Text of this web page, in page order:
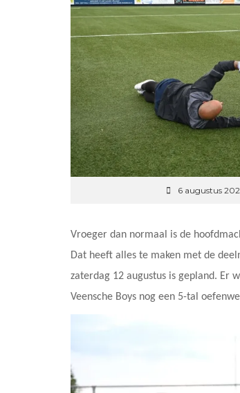
6 augustus
Vroeger dan normaal is de
Dat heeft alles te maken met de
zaterdag 12 augustus is gepland. Er
Veensche Boys nog een 5-tal